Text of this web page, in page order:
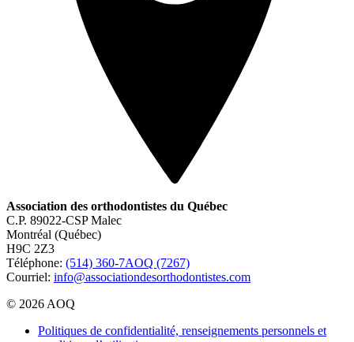
Association des orthodontistes du Québec
C.P. 89022-CSP Malec
Montréal (Québec)
H9C 2Z3
Téléphone: (514) 360-7AOQ (7267)
Courriel: info@associationdesorthodontistes.com
© 2026 AOQ
Politiques de confidentialité, renseignements personnels et